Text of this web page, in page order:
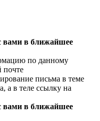
вами в ближайшее
по данному
почте
письма в теме
а в теле ссылку на
вами в ближайшее